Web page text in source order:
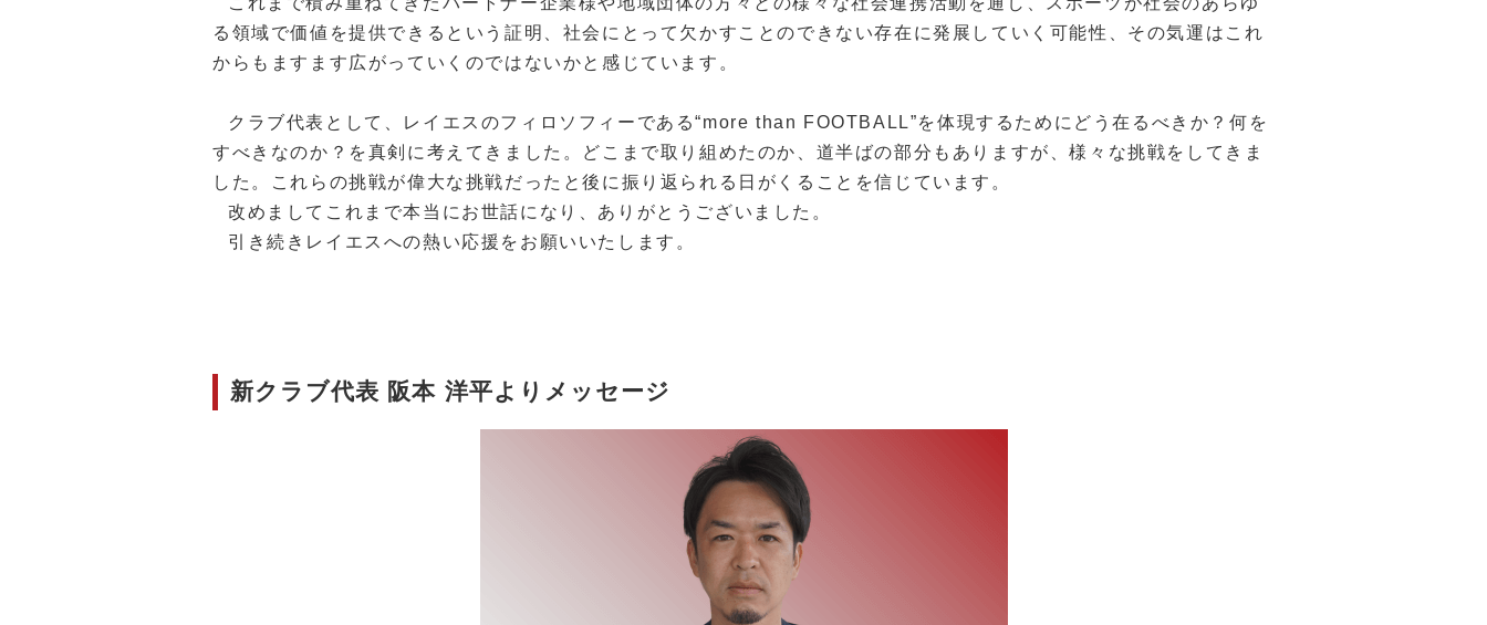
る領域で価値を提供できるという証明、社会にとって欠かすことのできない存在に発展していく可能性、その気運はこれ
からもますます広がっていくのではないかと感じています。
クラブ代表として、レイエスのフィロソフィーである“more than FOOTBALL”を体現するためにどう在るべきか？何を
すべきなのか？を真剣に考えてきました。どこまで取り組めたのか、道半ばの部分もありますが、様々な挑戦をしてきま
した。これらの挑戦が偉大な挑戦だったと後に振り返られる日がくることを信じています。
改めましてこれまで本当にお世話になり、ありがとうございました。
引き続きレイエスへの熱い応援をお願いいたします。
新クラブ代表 阪本 洋平よりメッセージ